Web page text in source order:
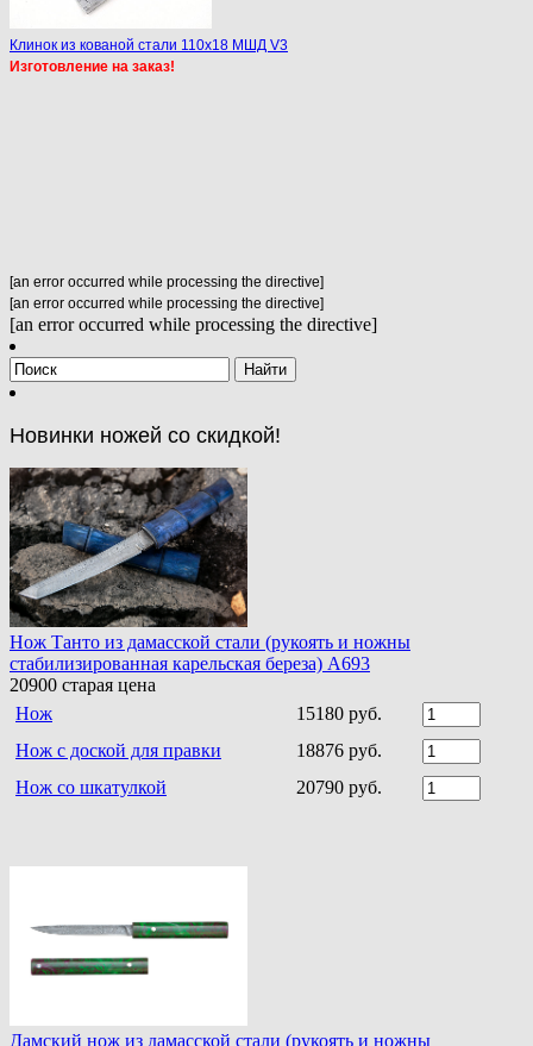
Клинок из кованой стали 110х18 МШД V3
Изготовление на заказ!
[an error occurred while processing the directive]
[an error occurred while processing the directive]
[an error occurred while processing the directive]
Новинки ножей со скидкой!
Нож Танто из дамасской стали (рукоять и ножны
стабилизированная карельская береза) A693
20900 старая цена
Нож
15180 руб.
Нож с доской для правки
18876 руб.
Нож со шкатулкой
20790 руб.
Дамский нож из дамасской стали (рукоять и ножны